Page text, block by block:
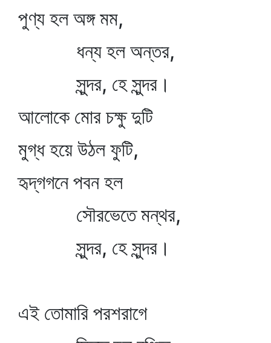
পুণ্য হল অঙ্গ মম,
ধন্য হল অন্তর,
সুন্দর, হে সুন্দর।
আলোকে মোর চক্ষু দুটি
মুগ্ধ হয়ে উঠল ফুটি,
হৃদ্‌গগনে পবন হল
সৌরভেতে মন্থর,
সুন্দর, হে সুন্দর।
এই তোমারি পরশরাগে